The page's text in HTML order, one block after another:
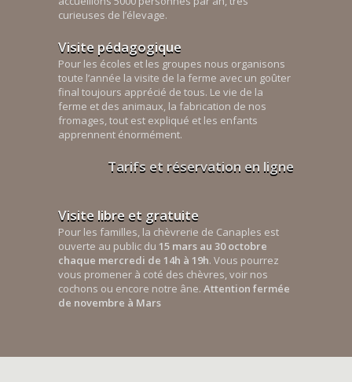
curieuses de l’élevage.
Visite pédagogique
Pour les écoles et les groupes nous organisons
toute l’année la visite de la ferme avec un goûter
final toujours apprécié de tous. Le vie de la
ferme et des animaux, la fabrication de nos
fromages, tout est expliqué et les enfants
apprennent énormément.
Tarifs et réservation en ligne
Visite libre et gratuite
Pour les familles, la chèvrerie de Canaples est
ouverte au public du 15 mars au 30 octobre
chaque mercredi de 14h à 19h. Vous pourrez
vous promener à coté des chèvres, voir nos
cochons ou encore notre âne. Attention fermée
de novembre à Mars